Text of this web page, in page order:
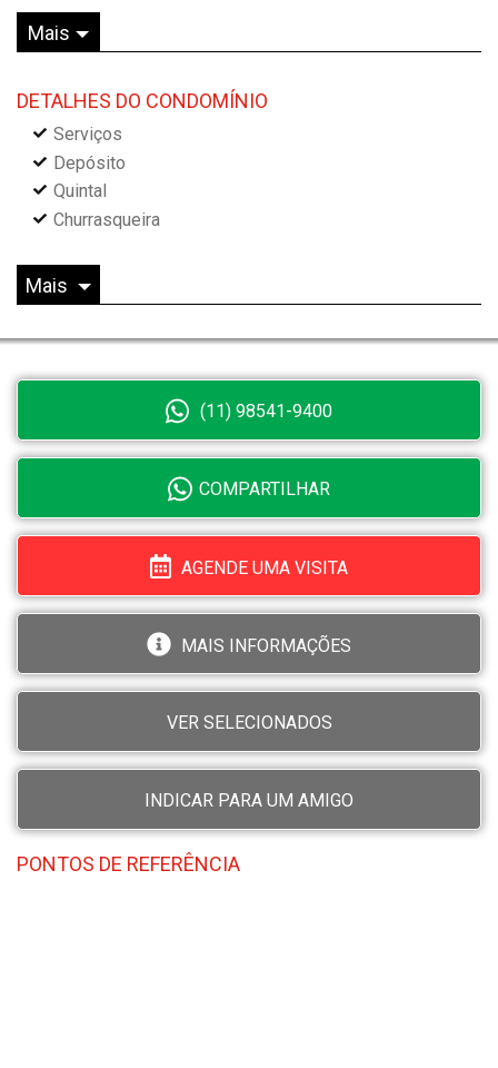
com churrasqueira e salão de apoio com banheiro 4 vagas,
entrar e morar estuda proposta e forma de pagamento!!
Mais
DETALHES DO CONDOMÍNIO
Serviços
Depósito
Quintal
Churrasqueira
Mais
(11) 98541-9400
COMPARTILHAR
AGENDE UMA VISITA
MAIS INFORMAÇÕES
VER SELECIONADOS
INDICAR PARA UM AMIGO
PONTOS DE REFERÊNCIA